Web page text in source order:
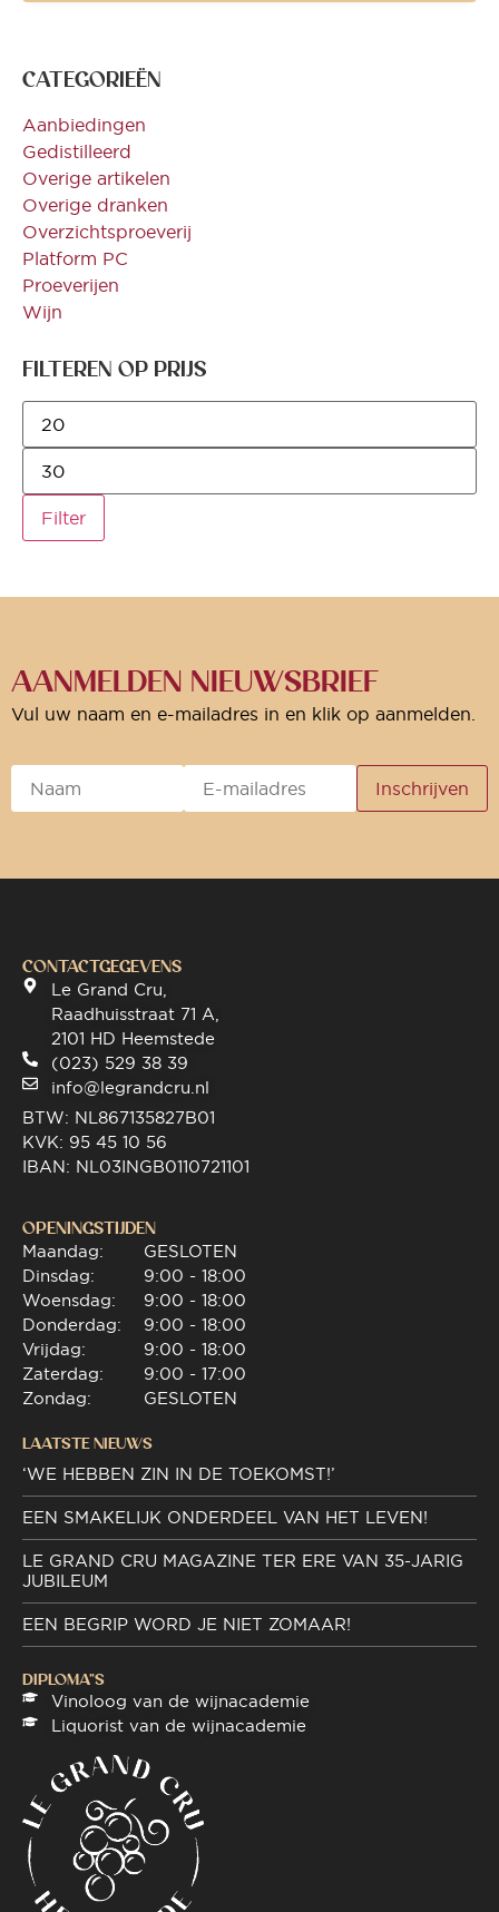
CATEGORIEËN
Aanbiedingen
Gedistilleerd
Overige artikelen
Overige dranken
Overzichtsproeverij
Platform PC
Proeverijen
Wijn
FILTEREN OP PRIJS
Filter
AANMELDEN NIEUWSBRIEF
Vul uw naam en e-mailadres in en klik op aanmelden.
CONTACTGEGEVENS
Le Grand Cru,
Raadhuisstraat 71 A,
2101 HD Heemstede
(023) 529 38 39
info@legrandcru.nl
BTW: NL867135827B01
KVK: 95 45 10 56
IBAN: NL03INGB0110721101
OPENINGSTIJDEN
Maandag:
Dinsdag:
Woensdag:
Donderdag:
Vrijdag:
Zaterdag:
Zondag:
GESLOTEN
9:00 - 18:00
9:00 - 18:00
9:00 - 18:00
9:00 - 18:00
9:00 - 17:00
GESLOTEN
LAATSTE NIEUWS
‘WE HEBBEN ZIN IN DE TOEKOMST!’
EEN SMAKELIJK ONDERDEEL VAN HET LEVEN!
LE GRAND CRU MAGAZINE TER ERE VAN 35-JARIG
JUBILEUM
EEN BEGRIP WORD JE NIET ZOMAAR!
DIPLOMA"S
Vinoloog van de wijnacademie
Liquorist van de wijnacademie